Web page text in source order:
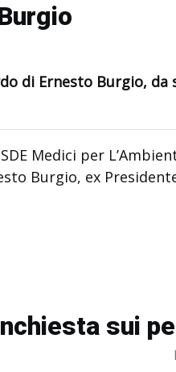
di Ernesto Burgio,
Medici per
Burgio, ex
sui